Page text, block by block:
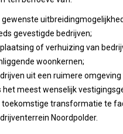
gewenste
gevestigde bedrijven;
of verhuizing van
woonkernen;
uit een ruimere
het meest wenselijk
toekomstige transformatie te
Noordpolder.